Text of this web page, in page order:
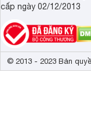
cấp ngày 02/12/2013
© 2013 - 2023 Bản